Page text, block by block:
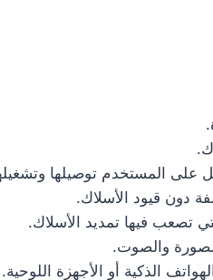
على المستخدم توصيلها
دون قيود الأسلاك.
تصعب فيها تمديد الأسلاك.
والصوت.
الذكية أو الأجهزة اللوحية.